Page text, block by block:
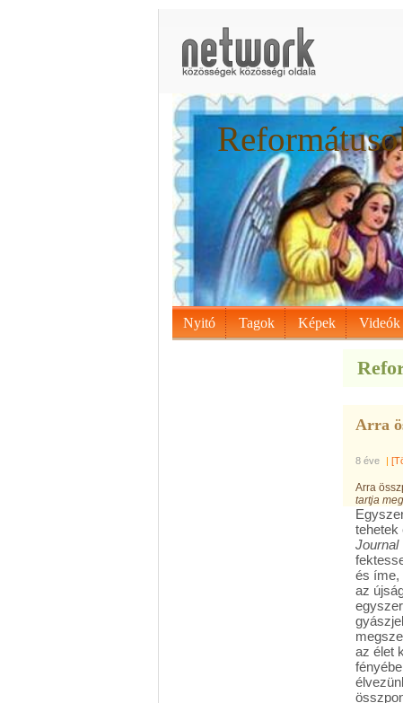
Nyitó Tagok Képek Videók
Arra
8 éve |
Arra
tartja
tehetek
Journal
és íme,
az
az élet